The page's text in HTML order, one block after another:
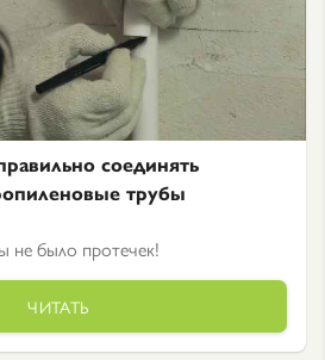
соединять
трубы
не было протечек!
ЧИТАТЬ